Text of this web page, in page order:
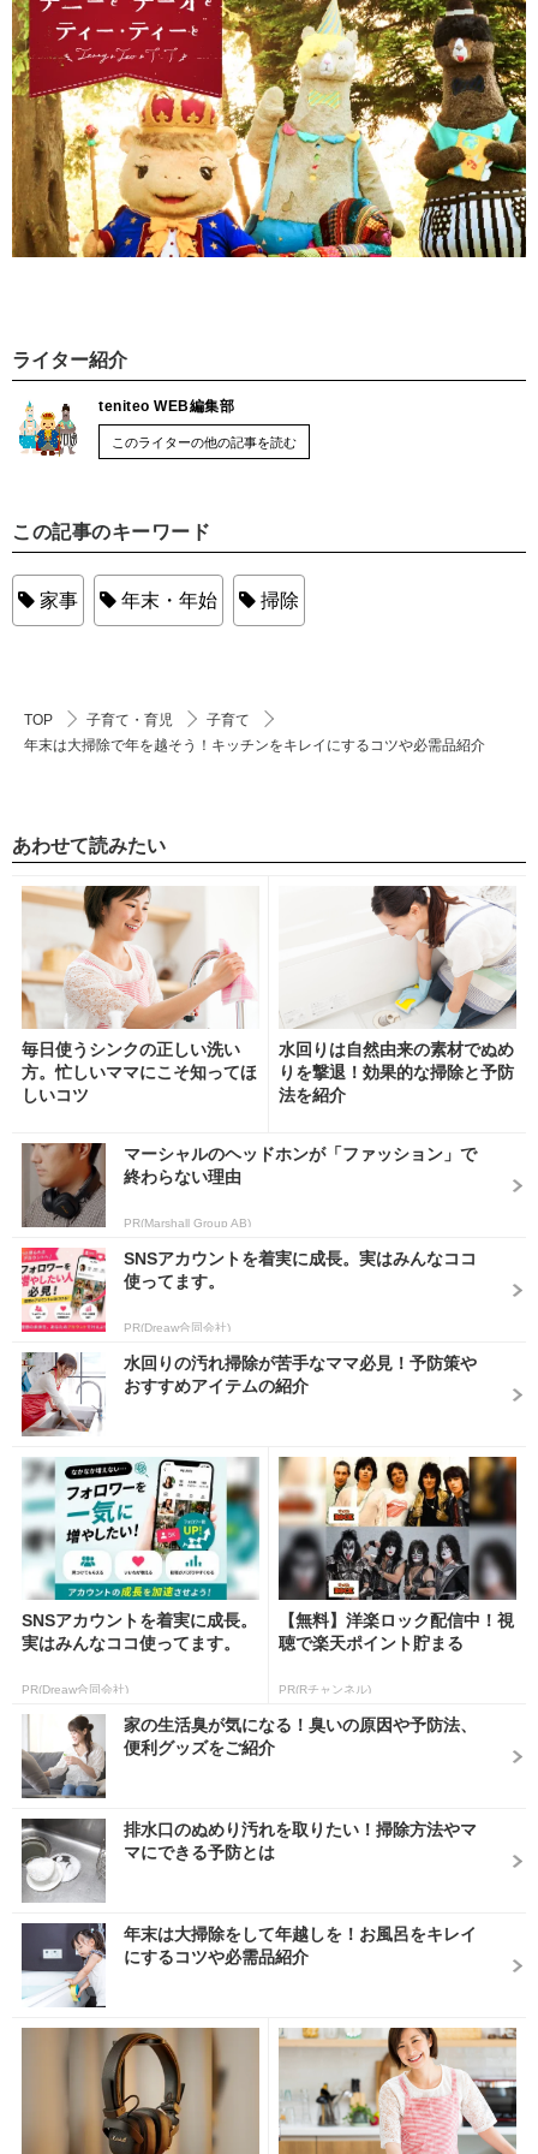
ライター紹介
teniteo WEB編集部
このライターの他の記事を読む
この記事のキーワード
家事 年末・年始 掃除
TOP 子育て・育児
子育て
年末は大掃除で年を越そう！キッチンをキレイにするコツや必需品紹介
あわせて読みたい
毎日使うシンクの正しい洗い
方。忙しいママにこそ知ってほ
しいコツ
水回りは自然由来の素材でぬめ
りを撃退！効果的な掃除と予防
法を紹介
マーシャルのヘッドホンが「ファッション」で
終わらない理由
PR(Marshall Group AB)
SNSアカウントを着実に成長。実はみんなココ
使ってます。
PR(Dreaw合同会社)
水回りの汚れ掃除が苦手なママ必見！予防策や
おすすめアイテムの紹介
SNSアカウントを着実に成長。
実はみんなココ使ってます。
PR(Dreaw合同会社)
【無料】洋楽ロック配信中！視
聴で楽天ポイント貯まる
PR(Rチャンネル)
家の生活臭が気になる！臭いの原因や予防法、
便利グッズをご紹介
排水口のぬめり汚れを取りたい！掃除方法やマ
マにできる予防とは
年末は大掃除をして年越しを！お風呂をキレイ
にするコツや必需品紹介